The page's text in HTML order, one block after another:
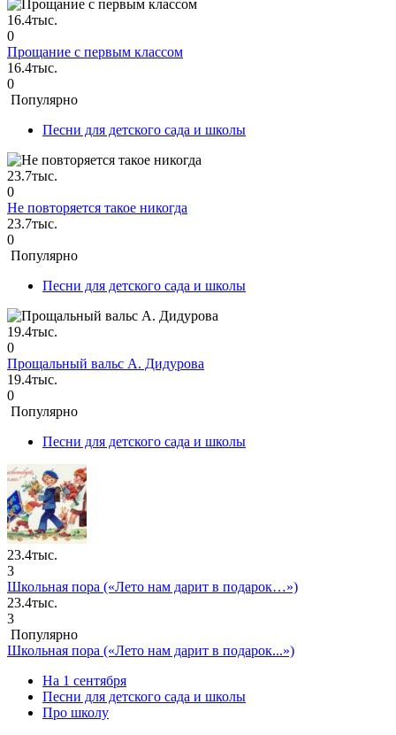
16.4тыс.
0
Прощание с первым классом
16.4тыс.
0
Популярно
Песни для детского сада и школы
23.7тыс.
0
Не повторяется такое никогда
23.7тыс.
0
Популярно
Песни для детского сада и школы
19.4тыс.
0
Прощальный вальс А. Дидурова
19.4тыс.
0
Популярно
Песни для детского сада и школы
23.4тыс.
3
Школьная пора («Лето нам дарит в подарок…»)
23.4тыс.
3
Популярно
Школьная пора («Лето нам дарит в подарок...»)
На 1 сентября
Песни для детского сада и школы
Про школу